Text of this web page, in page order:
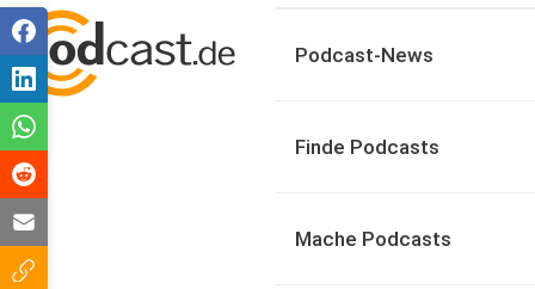
Podcast-News
Finde Podcasts
Mache Podcasts